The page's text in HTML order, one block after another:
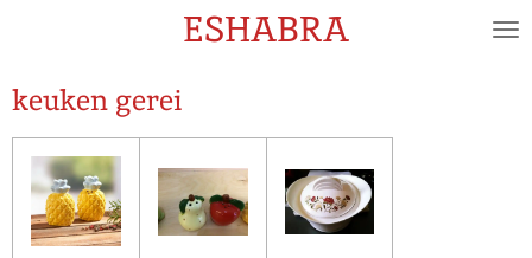
de
hoofdinhoud
ESHABRA
keuken gerei